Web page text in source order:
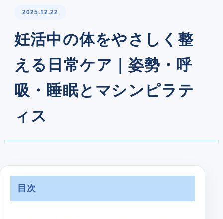
2025.12.22
妊活中の体をやさしく整
える日常ケア｜姿勢・呼
吸・睡眠とマシンピラテ
ィス
目次